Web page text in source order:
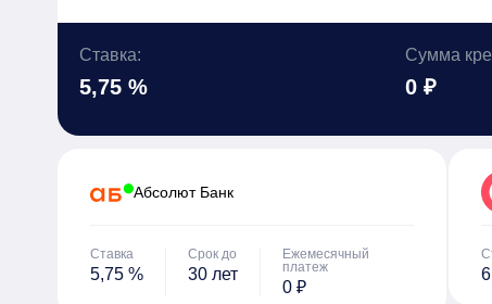
Ставка:
5,75 %
Сумма
0 ₽
Абсолют Банк
Ставка
5,75 %
Срок до
30 лет
Ежемесячный
платеж
0 ₽